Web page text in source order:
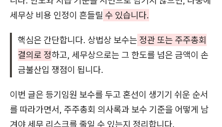
세무상 비용 인정이 흔들릴 수 있습니다.
핵심은 간단합니다. 상법상 보수는 정관 또는 주주총회
결의로 정하고, 세무상으로는 그 한도를 넘은 금액이 손
금불산입 쟁점이 됩니다.
이번 글은 등기임원 보수를 두고 혼선이 생기기 쉬운 순서
를 따라가면서, 주주총회 의사록과 보수 기준을 어떻게 남
겨야 세무 리스크를 줄일 수 있는지 정리합니다.